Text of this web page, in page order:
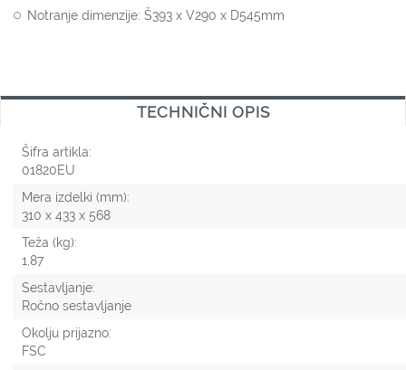
Notranje dimenzije: Š393 x V290 x D545mm
TECHNIČNI OPIS
Šifra artikla:
01820EU
Mera izdelki (mm):
310 x 433 x 568
Teža (kg):
1,87
Sestavljanje:
Ročno sestavljanje
Okolju prijazno:
FSC